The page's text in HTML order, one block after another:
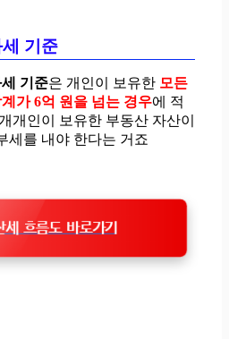
기준
기준은 개인이 보유한 모든
가 6억 원을 넘는 경우에 적
개인이 보유한 부동산 자산이
세를 내야 한다는 거죠
세 흐름도 바로가기